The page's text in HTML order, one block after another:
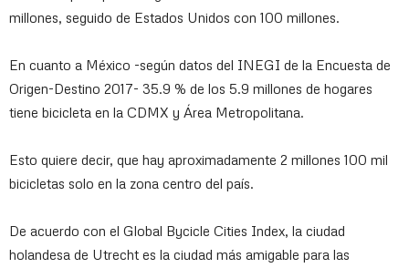
millones, seguido de Estados Unidos con 100 millones.
En cuanto a México -según datos del INEGI de la Encuesta de
Origen-Destino 2017- 35.9 % de los 5.9 millones de hogares
tiene bicicleta en la CDMX y Área Metropolitana.
Esto quiere decir, que hay aproximadamente 2 millones 100 mil
bicicletas solo en la zona centro del país.
De acuerdo con el Global Bycicle Cities Index, la ciudad
holandesa de Utrecht es la ciudad más amigable para las